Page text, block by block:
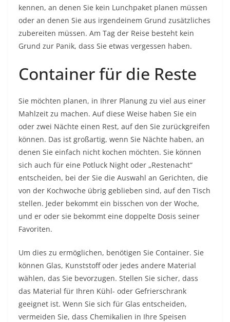
kennen, an denen Sie kein Lunchpaket planen müssen
oder an denen Sie aus irgendeinem Grund zusätzliches
zubereiten müssen. Am Tag der Reise besteht kein
Grund zur Panik, dass Sie etwas vergessen haben.
Container für die Reste
Sie möchten planen, in Ihrer Planung zu viel aus einer
Mahlzeit zu machen. Auf diese Weise haben Sie ein
oder zwei Nächte einen Rest, auf den Sie zurückgreifen
können. Das ist großartig, wenn Sie Nächte haben, an
denen Sie einfach nicht kochen möchten. Sie können
sich auch für eine Potluck Night oder „Restenacht“
entscheiden, bei der Sie die Auswahl an Gerichten, die
von der Kochwoche übrig geblieben sind, auf den Tisch
stellen. Jeder bekommt ein bisschen von der Woche,
und er oder sie bekommt eine doppelte Dosis seiner
Favoriten.
Um dies zu ermöglichen, benötigen Sie Container. Sie
können Glas, Kunststoff oder jedes andere Material
wählen, das Sie bevorzugen. Stellen Sie sicher, dass
das Material für Ihren Kühl- oder Gefrierschrank
geeignet ist. Wenn Sie sich für Glas entscheiden,
vermeiden Sie, dass Chemikalien in Ihre Speisen